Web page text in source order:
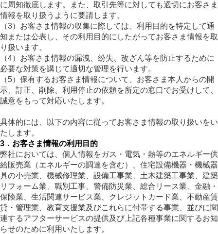
に周知徹底します。また、取引先等に対しても適切にお客さま
情報を取り扱うように要請します。
（3）お客さま情報の収集に際しては、利用目的を特定して通
知または公表し、その利用目的にしたがってお客さま情報を取
り扱います。
（4）お客さま情報の漏洩、紛失、改ざん等を防止するために
必要な対策を講じて適切な管理を行います。
（5）保有するお客さま情報について、お客さま本人からの開
示、訂正、削除、利用停止の依頼を所定の窓口でお受けして、
誠意をもって対応いたします。
具体的には、以下の内容に従ってお客さま情報の取り扱いをい
たします。
3．お客さま情報の利用目的
弊社においては、個人情報をガス・電気・熱等のエネルギー供
給販売業（エネルギーの調達を含む）、住宅設備機器・機械器
具の小売業、機械修理業、設備工事業、土木建築工事業、建築
リフォーム業、職別工事、警備防災業、総合リース業、金融・
保険業、生活関連サービス業、クレジットカード業、不動産賃
貸・管理業、教育支援業及びこれらに付帯する事業、並びに関
連するアフターサービスの提供及び上記各種事業に関するお知
らせのために利用いたします。